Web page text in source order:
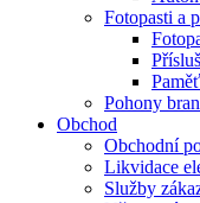
Fotopasti a
Pohony
Obchod
Obchodní
Likvidace
Služby